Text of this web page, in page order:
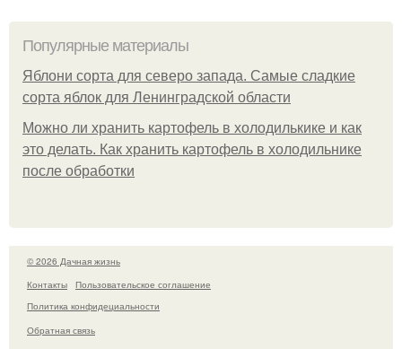
Популярные материалы
Яблони сорта для северо запада. Самые сладкие
сорта яблок для Ленинградской области
Можно ли хранить картофель в холодилькике и как
это делать. Как хранить картофель в холодильнике
после обработки
© 2026 Дачная жизнь
Контакты
Пользовательское соглашение
Политика конфидециальности
Обратная связь